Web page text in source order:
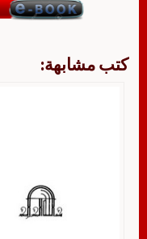
كتب مشابهة: